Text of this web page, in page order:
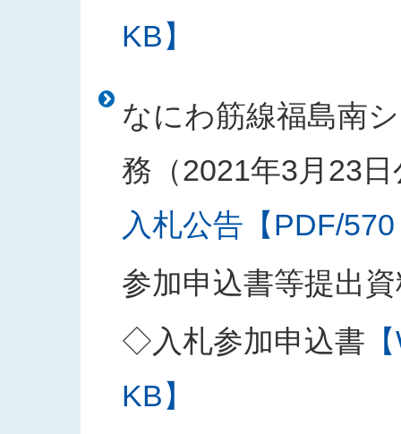
KB】
なにわ筋線福島南
務（2021年3月23日
入札公告【PDF/
参加申込書等提出
◇入札参加申込書
KB】